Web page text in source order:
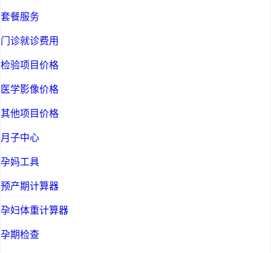
套餐服务
门诊就诊费用
检验项目价格
医学影像价格
其他项目价格
月子中心
孕妈工具
预产期计算器
孕妇体重计算器
孕期检查